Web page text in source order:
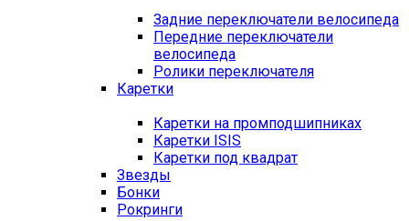
Задние переключатели велосипеда
Передние переключатели
велосипеда
Ролики переключателя
Каретки
Каретки на промподшипниках
Каретки ISIS
Каретки под квадрат
Звезды
Бонки
Рокринги